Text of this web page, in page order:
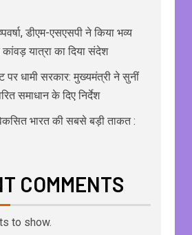
डीएम-एसएसपी ने किया भव्य
कांवड़ यात्रा का दिया संदेश
पर धामी सरकार: मुख्यमंत्री ने सुनीं
समाधान के दिए निर्देश
भारत की सबसे बड़ी ताकत :
COMMENTS
to show.